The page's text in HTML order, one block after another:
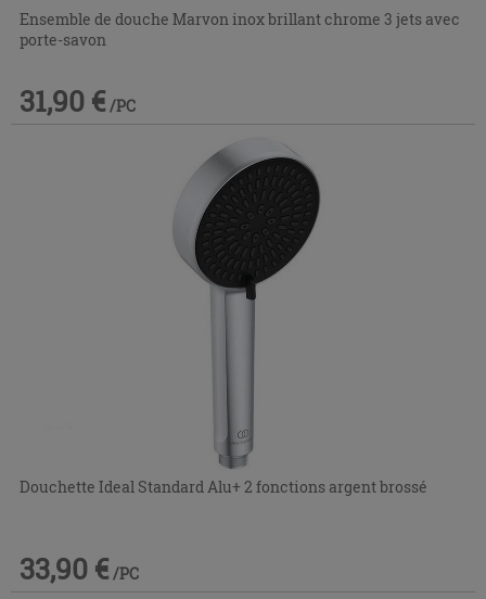
Ensemble de douche Marvon inox brillant chrome 3 jets avec
porte-savon
31,90 € /PC
Douchette Ideal Standard Alu+ 2 fonctions argent brossé
33,90 € /PC